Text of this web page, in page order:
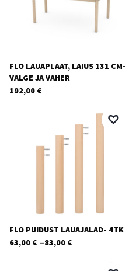
FLO LAUAPLAAT, LAIUS 131 CM-
VALGE JA VAHER
192,00 €
FLO PUIDUST LAUAJALAD- 4TK
63,00 € –83,00 €
Hinnavahemik: